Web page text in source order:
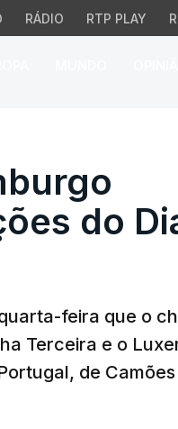
RÁDIO RTP PLAY
do
feira que o
Terceira e o
de